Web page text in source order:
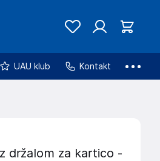
UAU klub Kontakt
držalom za kartico -